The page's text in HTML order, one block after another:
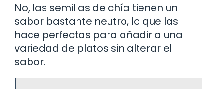
No, las semillas de chía tienen un
sabor bastante neutro, lo que las
hace perfectas para añadir a una
variedad de platos sin alterar el
sabor.